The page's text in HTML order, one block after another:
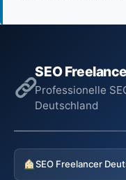
SEO
Professionelle
Deutschland